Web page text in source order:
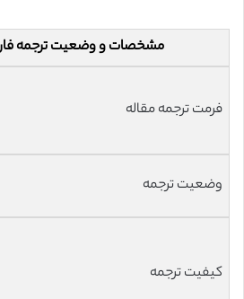
مشخصات و وضعیت ترجمه
فرمت ترجمه مقاله
وضعیت ترجمه
کیفیت ترجمه